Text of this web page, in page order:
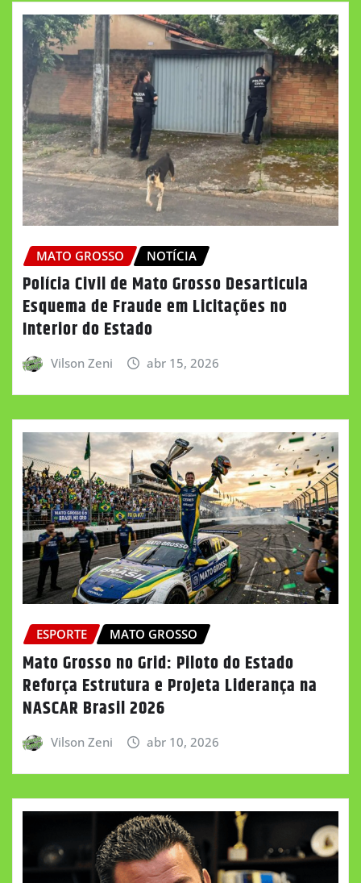
MATO GROSSO NOTÍCIA
Polícia Civil de Mato Grosso Desarticula
Esquema de Fraude em Licitações no
Interior do Estado
Vilson Zeni abr 15, 2026
ESPORTE MATO GROSSO
Mato Grosso no Grid: Piloto do Estado
Reforça Estrutura e Projeta Liderança na
NASCAR Brasil 2026
Vilson Zeni abr 10, 2026